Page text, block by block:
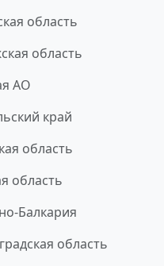
область
область
АО
край
область
область
Балкария
область